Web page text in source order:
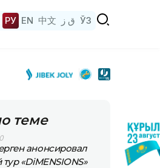
РУ EN 中文 ق ز ЎЗ
теме
анонсировал
«DiMENSIONS»